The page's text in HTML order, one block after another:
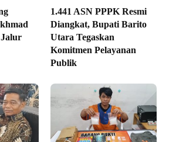
1.441 ASN PPPK Resmi
Diangkat, Bupati Barito
Utara Tegaskan
Komitmen Pelayanan
Publik